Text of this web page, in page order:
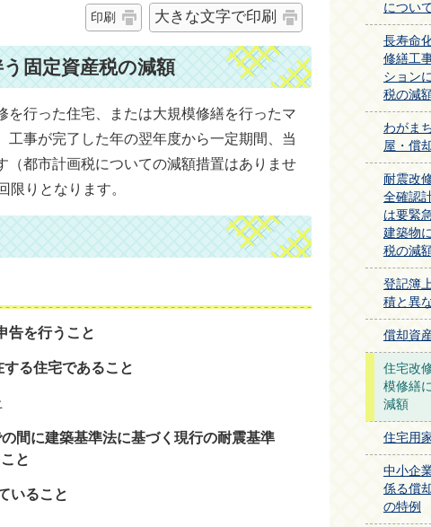
印刷 大きな文字で印刷
固定資産税の減額
行った住宅、または大規模修繕を行ったマ
事が完了した年の翌年度から一定期間、当
都市計画税についての減額措置はありませ
限りとなります。
告を行うこと
る住宅であること
間に建築基準法に基づく現行の耐震基準
と
いること
につい
長寿命
修繕工
ション
税の減
わがま
屋・償
耐震改
全確認
は要緊
建築物
税の減
登記簿
積と異
償却資
住宅改
模修繕
減額
住宅用
中小企
係る償
の特例